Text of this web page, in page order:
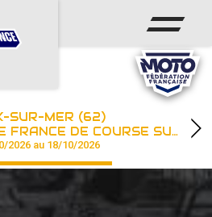
SUR-MER (62)
DE COURSE SUR SABLE
2026 au 18/10/2026